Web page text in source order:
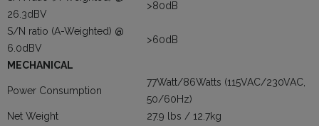
26.3dBV
>80dB
S/N ratio (A-Weighted) @
6.0dBV
>60dB
MECHANICAL
Power Consumption
77Watt/86Watts (115VAC/230VAC,
50/60Hz)
Net Weight
27.9 lbs / 12.7kg